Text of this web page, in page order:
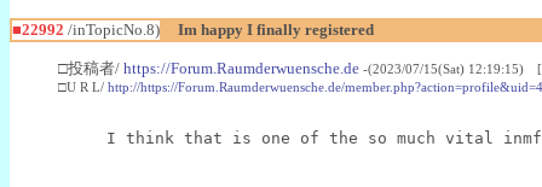
■22992 /inTopicNo.8) Im happy I finally registered
□投稿者/ https://Forum.Raumderwuensche.de -(2023/07/15(Sat) 12:19:15)
□U R L/ http://https://Forum.Raumderwuensche.de/
I think that is one of the so much vital